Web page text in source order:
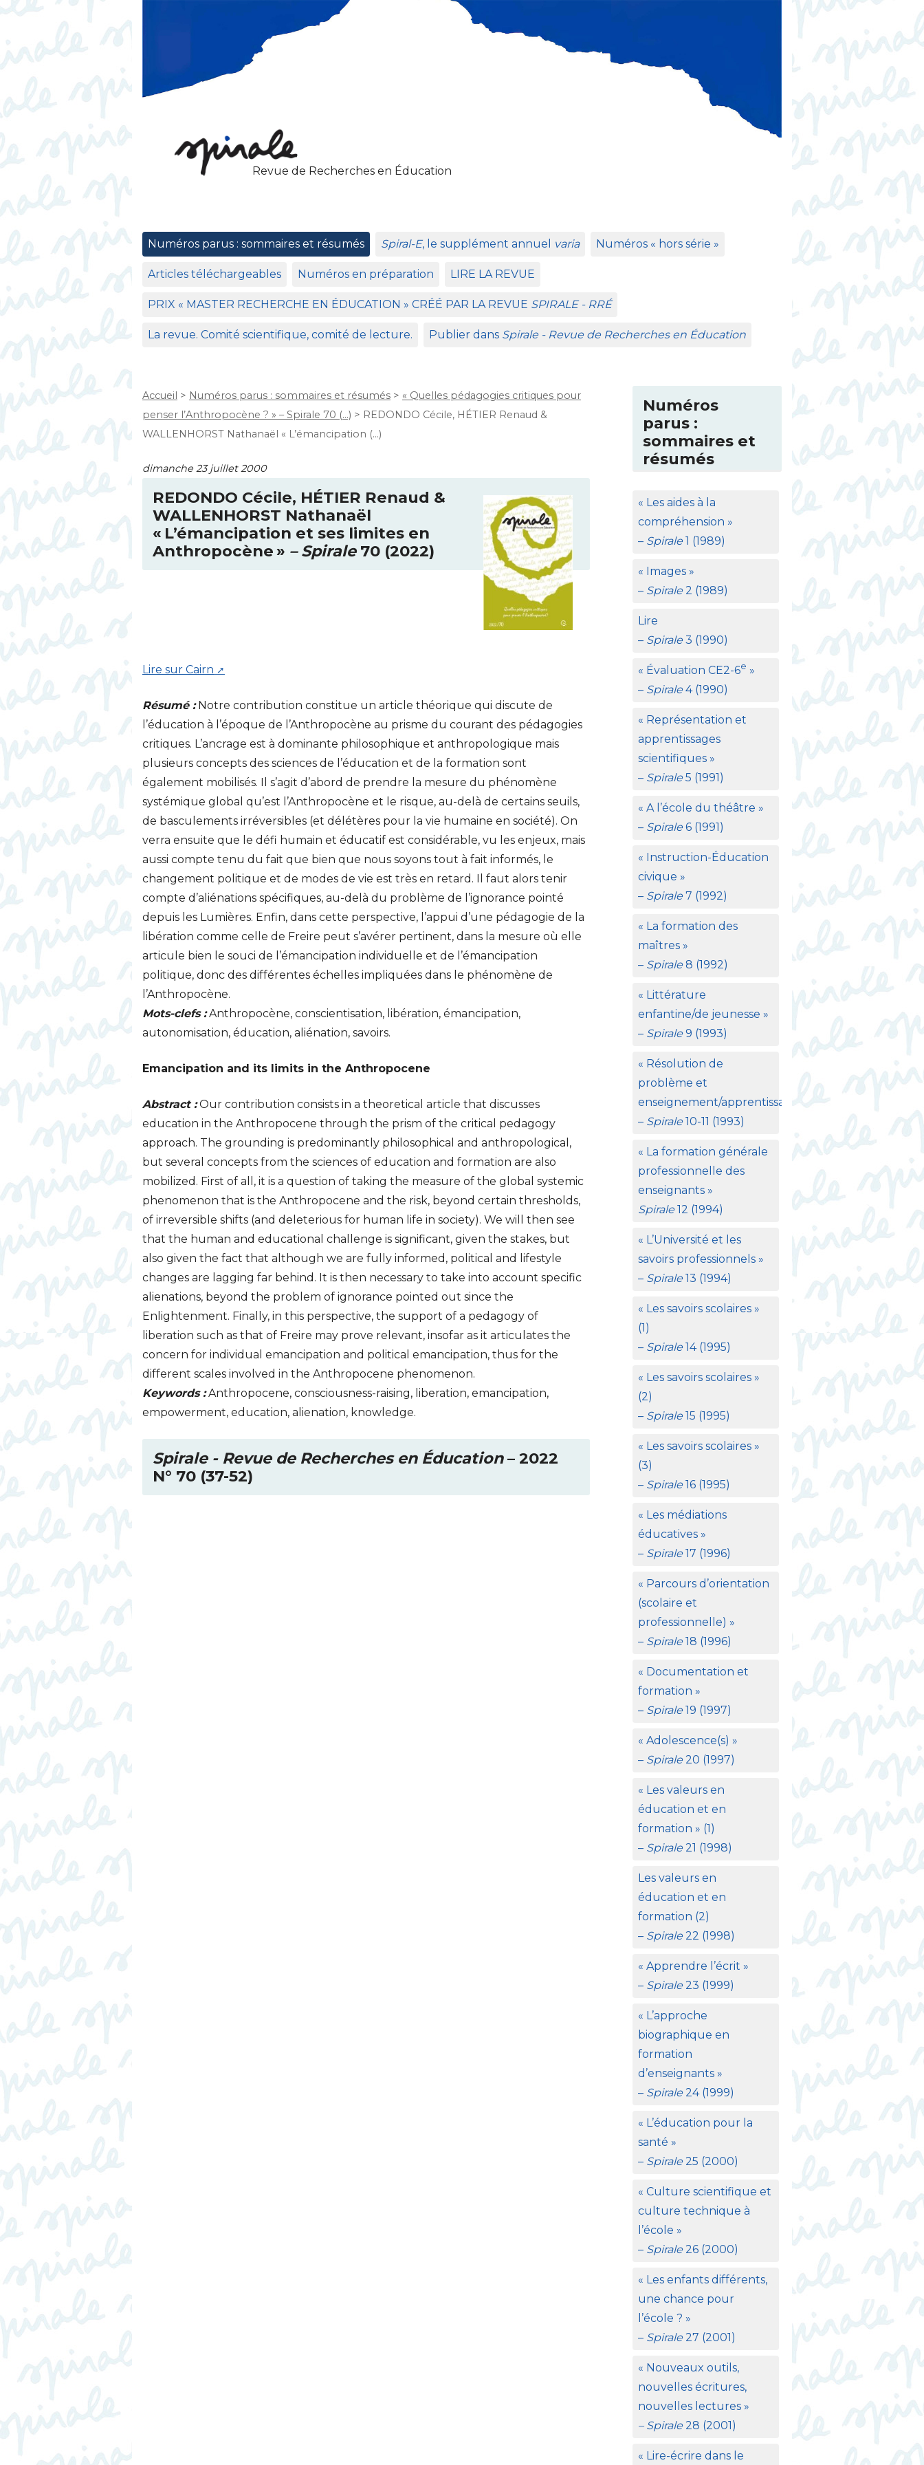
Revue de Recherches en Éducation
Numéros parus : sommaires et résumés Spiral-E, le supplément annuel varia Numéros « hors série »
Articles téléchargeables Numéros en préparation LIRE LA REVUE
PRIX « MASTER RECHERCHE EN É DUCATION » CR ÉÉ PAR LA REVUE SPIRALE- RRÉ
La revue. Comité scientifique, comité de lecture. Publier dans Spirale - Revue de Recherches en Éducation
Accueil > Numéros parus : sommaires et résumés > « Quelles pédagogies critiques pour
penser l’Anthropocène ? » – Spirale 70 (…) > REDONDO Cécile, HÉTIER Renaud &
WALLENHORST Nathanaël « L’émancipation (…)
dimanche 23 juillet 2000
REDONDO Cécile, HÉTIER Renaud &
WALLENHORST Nathanaël
« L’émancipation et ses limites en
Anthropocène» – Spirale70 (2022)
Lire sur Cairn
Résumé : Notre contribution constitue un article théorique qui discute de
l’éducation à l’époque de l’Anthropocène au prisme du courant des pédagogies
critiques. L’ancrage est à dominante philosophique et anthropologique mais
plusieurs concepts des sciences de l’éducation et de la formation sont
également mobilisés. Il s’agit d’abord de prendre la mesure du phénomène
systémique global qu’est l’Anthropocène et le risque, au-delà de certains seuils,
de basculements irréversibles (et délétères pour la vie humaine en société). On
verra ensuite que le défi humain et éducatif est considérable, vu les enjeux, mais
aussi compte tenu du fait que bien que nous soyons tout à fait informés, le
changement politique et de modes de vie est très en retard. Il faut alors tenir
compte d’aliénations spécifiques, au-delà du problème de l’ignorance pointé
depuis les Lumières. Enfin, dans cette perspective, l’appui d’une pédagogie de la
libération comme celle de Freire peut s’avérer pertinent, dans la mesure où elle
articule bien le souci de l’émancipation individuelle et de l’émancipation
politique, donc des différentes échelles impliquées dans le phénomène de
l’Anthropocène.
Mots-clefs : Anthropocène, conscientisation, libération, émancipation,
autonomisation, éducation, aliénation, savoirs.
Emancipation and its limits in the Anthropocene
Abstract : Our contribution consists in a theoretical article that discusses
education in the Anthropocene through the prism of the critical pedagogy
approach. The grounding is predominantly philosophical and anthropological,
but several concepts from the sciences of education and formation are also
mobilized. First of all, it is a question of taking the measure of the global systemic
phenomenon that is the Anthropocene and the risk, beyond certain thresholds,
of irreversible shifts (and deleterious for human life in society). We will then see
that the human and educational challenge is significant, given the stakes, but
also given the fact that although we are fully informed, political and lifestyle
changes are lagging far behind. It is then necessary to take into account specific
alienations, beyond the problem of ignorance pointed out since the
Enlightenment. Finally, in this perspective, the support of a pedagogy of
liberation such as that of Freire may prove relevant, insofar as it articulates the
concern for individual emancipation and political emancipation, thus for the
different scales involved in the Anthropocene phenomenon.
Keywords : Anthropocene, consciousness-raising, liberation, emancipation,
empowerment, education, alienation, knowledge.
Spirale - Revue de Recherches en Éducation– 2022
N° 70 (37-52)
Numéros
parus :
sommaires et
résumés
« Les aides à la
compréhension »
– Spirale1 (1989)
« Images »
– Spirale2 (1989)
Lire
– Spirale3 (1990)
« ÉvaluationCE2-6e »
– Spirale4 (1990)
« Représentation et
apprentissages
scientifiques »
– Spirale5 (1991)
« A l’école du théâtre »
– Spirale6 (1991)
« Instruction-Éducation
civique »
– Spirale7 (1992)
« La formation des
maîtres »
– Spirale8 (1992)
« Littérature
enfantine/de jeunesse »
– Spirale9 (1993)
« Résolution de
problème et
enseignement/apprentissage
– Spirale10-11 (1993)
« La formation générale
professionnelle des
enseignants »
Spirale12 (1994)
« L’Université et les
savoirs professionnels »
– Spirale13 (1994)
« Les savoirs scolaires »
(1)
– Spirale14 (1995)
« Les savoirs scolaires »
(2)
– Spirale15 (1995)
« Les savoirs scolaires »
(3)
– Spirale16 (1995)
« Les médiations
éducatives »
– Spirale17 (1996)
« Parcours d’orientation
(scolaire et
professionnelle) »
– Spirale18 (1996)
« Documentation et
formation »
– Spirale19 (1997)
« Adolescence(s) »
– Spirale20 (1997)
« Les valeurs en
éducation et en
formation » (1)
– Spirale21 (1998)
Les valeurs en
éducation et en
formation (2)
– Spirale22 (1998)
« Apprendre l’écrit »
– Spirale23 (1999)
« L’approche
biographique en
formation
d’enseignants »
– Spirale24 (1999)
« L’éducation pour la
santé »
– Spirale25 (2000)
« Culture scientifique et
culture technique à
l’école »
– Spirale26 (2000)
« Les enfants différents,
une chance pour
l’école ? »
– Spirale27 (2001)
« Nouveaux outils,
nouvelles écritures,
nouvelles lectures »
– Spirale28 (2001)
« Lire-écrire dans le